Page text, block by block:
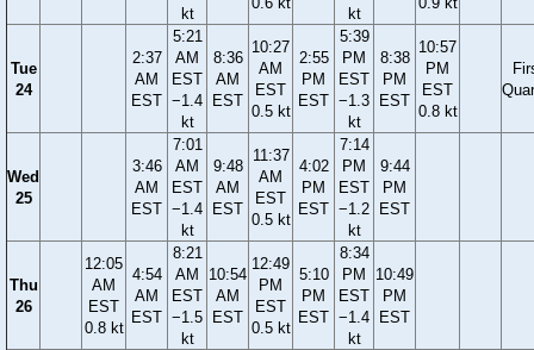
kt
kt
Tue
24
2:37
AM
EST
5:21
AM
EST
−1.4
kt
8:36
AM
EST
10:27
AM
EST
0.5 kt
2:55
PM
EST
5:39
PM
EST
−1.3
kt
8:38
PM
EST
10:57
PM
EST
0.8 kt
Wed
25
3:46
AM
EST
7:01
AM
EST
−1.4
kt
9:48
AM
EST
11:37
AM
EST
0.5 kt
4:02
PM
EST
7:14
PM
EST
−1.2
kt
9:44
PM
EST
Thu
26
12:05
AM
EST
0.8 kt
4:54
AM
EST
8:21
AM
EST
−1.5
kt
10:54
AM
EST
12:49
PM
EST
0.5 kt
5:10
PM
EST
8:34
PM
EST
−1.4
kt
10:49
PM
EST